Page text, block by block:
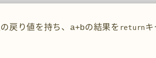
戻り値を持ち、a+bの結果を return